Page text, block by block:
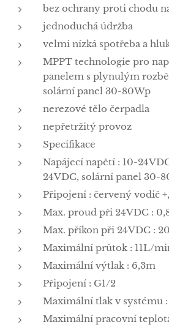
bez ochrany proti chodu
jednoduchá údržba
velmi nízká spotřeba a
MPPT technologie pro
panelem s plynulým
solární panel 30-80Wp
nerezové tělo čerpadla
nepřetržitý provoz
Specifikace
Napájecí napětí : 10-
24VDC, solární panel 30-
Připojení : červený vodič
Max. proud při 24VDC :
Max. příkon při 24VDC :
Maximální průtok : 11L/
Maximální výtlak : 6,3m
Připojení : G1/2
Maximální tlak v systému
Maximální pracovní